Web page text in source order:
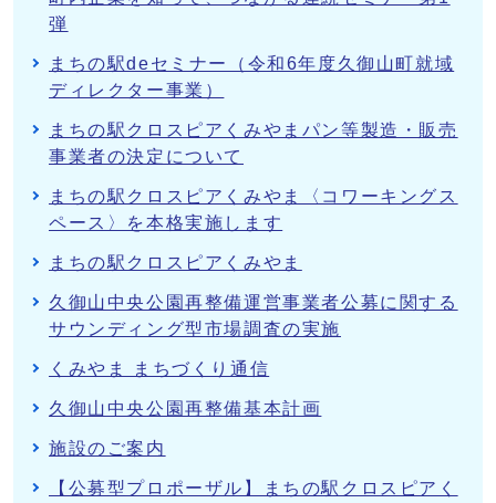
弾
まちの駅deセミナー（令和6年度久御山町就域
ディレクター事業）
まちの駅クロスピアくみやまパン等製造・販売
事業者の決定について
まちの駅クロスピアくみやま〈コワーキングス
ペース〉を本格実施します
まちの駅クロスピアくみやま
久御山中央公園再整備運営事業者公募に関する
サウンディング型市場調査の実施
くみやま まちづくり通信
久御山中央公園再整備基本計画
施設のご案内
【公募型プロポーザル】まちの駅クロスピアく